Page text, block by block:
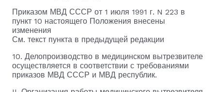
Приказом МВД СССР от 1 июля 1991 г. N 223 в
пункт 10 настоящего Положения внесены
изменения
См. текст пункта в предыдущей редакции
10. Делопроизводство в медицинском вытрезвителе
осуществляется в соответствии с требованиями
приказов МВД СССР и МВД республик.